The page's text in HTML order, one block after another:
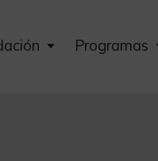
ExpandProgramas